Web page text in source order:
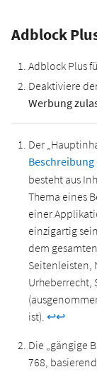
Adblock
Adblock Plus
Deaktiviere
Werbung
Der
Beschreibung
besteht aus
Thema eines
einer
einzigartig
dem
Seitenleisten,
Urheberrecht,
ist). ↩↩
Die „gängige
768,